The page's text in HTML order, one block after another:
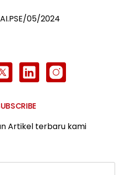
05/2024
Artikel terbaru kami